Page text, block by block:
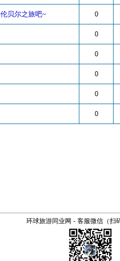
贝尔之旅吧~ 0
0
0
0
0
0
环球旅游同业网 - 客服微信（扫